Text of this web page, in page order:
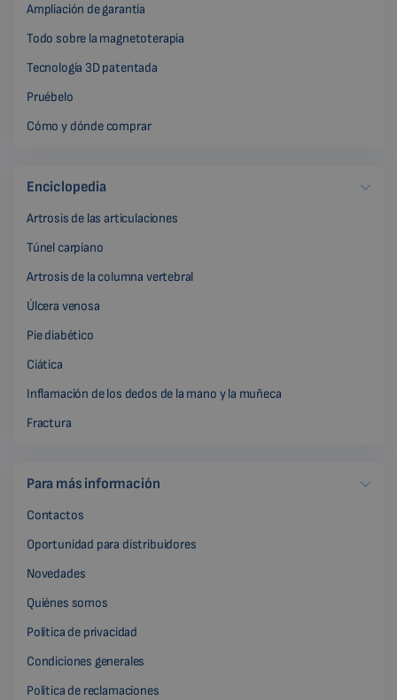
Ampliación de garantía
Todo sobre la magnetoterapia
Tecnología 3D patentada
Pruébelo
Cómo y dónde comprar
Enciclopedia
Artrosis de las articulaciones
Túnel carpiano
Artrosis de la columna vertebral
Úlcera venosa
Pie diabético
Ciática
Inflamación de los dedos de la mano y la muñeca
Fractura
Para más información
Contactos
Oportunidad para distribuidores
Novedades
Quiénes somos
Política de privacidad
Condiciones generales
Política de reclamaciones